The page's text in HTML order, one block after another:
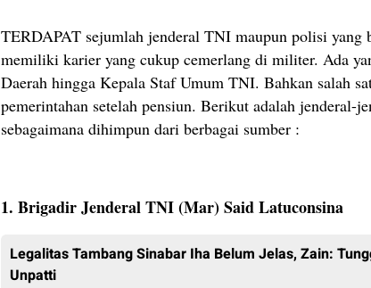
TERDAPAT sejumlah jenderal TNI maupun polisi yang
memiliki karier yang cukup cemerlang di militer. Ada
Daerah hingga Kepala Staf Umum TNI. Bahkan salah
pemerintahan setelah pensiun. Berikut adalah jenderal-
sebagaimana dihimpun dari berbagai sumber :
1. Brigadir Jenderal TNI (Mar) Said Latuconsina
Legalitas Tambang Sinabar Iha Belum Jelas, Zain:
Unpatti